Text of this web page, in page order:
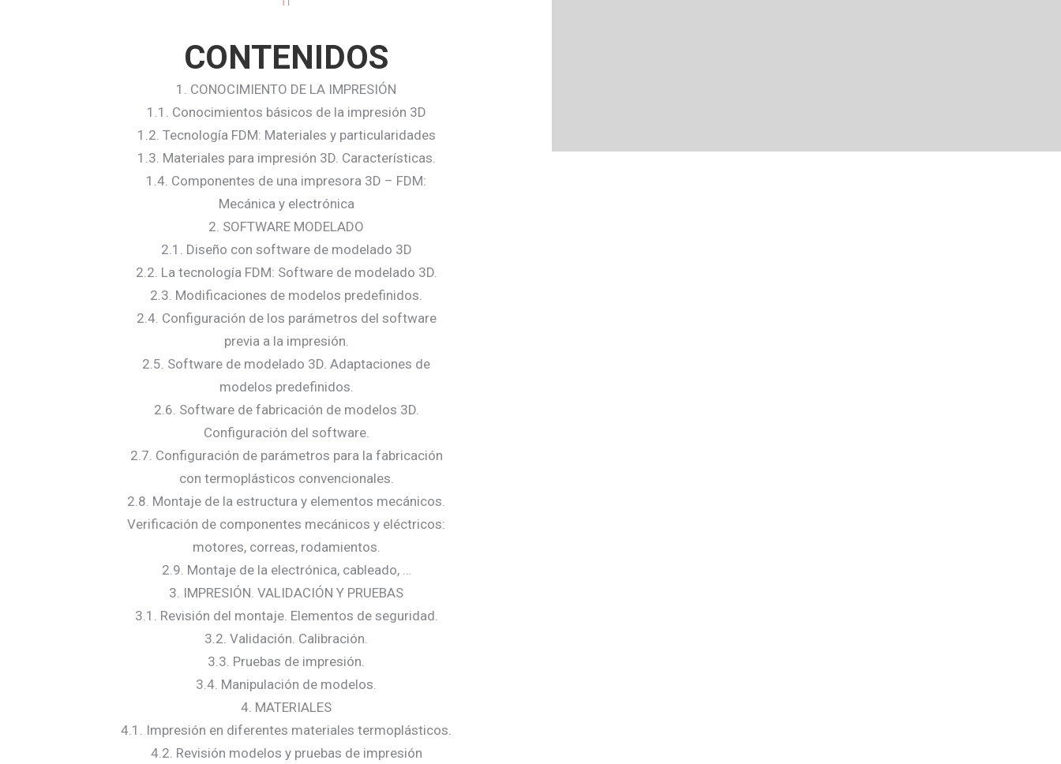
CONTENIDOS
1. CONOCIMIENTO DE LA IMPRESIÓN
1.1. Conocimientos básicos de la impresión 3D
1.2. Tecnología FDM: Materiales y particularidades
1.3. Materiales para impresión 3D. Características.
1.4. Componentes de una impresora 3D – FDM:
Mecánica y electrónica
2. SOFTWARE MODELADO
2.1. Diseño con software de modelado 3D
2.2. La tecnología FDM: Software de modelado 3D.
2.3. Modificaciones de modelos predefinidos.
2.4. Configuración de los parámetros del software
previa a la impresión.
2.5. Software de modelado 3D. Adaptaciones de
modelos predefinidos.
2.6. Software de fabricación de modelos 3D.
Configuración del software.
2.7. Configuración de parámetros para la fabricación
con termoplásticos convencionales.
2.8. Montaje de la estructura y elementos mecánicos.
Verificación de componentes mecánicos y eléctricos:
motores, correas, rodamientos.
2.9. Montaje de la electrónica, cableado, …
3. IMPRESIÓN. VALIDACIÓN Y PRUEBAS
3.1. Revisión del montaje. Elementos de seguridad.
3.2. Validación. Calibración.
3.3. Pruebas de impresión.
3.4. Manipulación de modelos.
4. MATERIALES
4.1. Impresión en diferentes materiales termoplásticos.
4.2. Revisión modelos y pruebas de impresión